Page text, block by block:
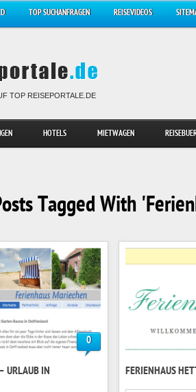
TOP SUCHANFRAGEN REISEVIDEOS
TOP REISEPORTALE.DE
HOTELS MIETWAGEN
Tagged With
0
URLAUB IN
FERIENHAUS